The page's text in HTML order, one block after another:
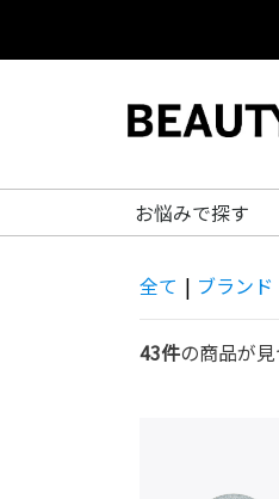
お悩みで探す
全て | ブランド
43件の商品が